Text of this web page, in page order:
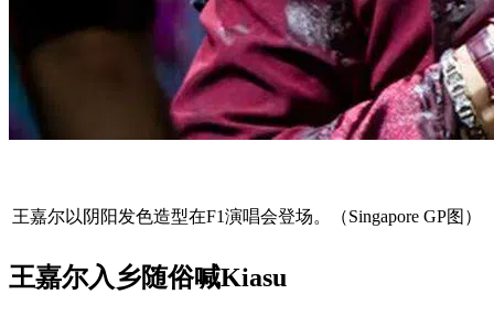
王嘉尔以阴阳发色造型在F1演唱会登场。（Singapore GP图）
王嘉尔入乡随俗喊Kiasu